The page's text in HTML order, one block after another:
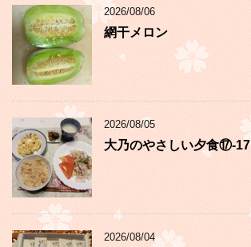
2026/08/06
網干メロン
2026/08/05
大乃のやさしい夕食⑰-17
2026/08/04